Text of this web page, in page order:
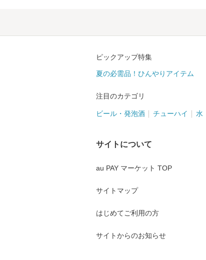
ピックアップ特集
夏の必需品！ひんやりアイテム
注目のカテゴリ
ビール・発泡酒 チューハイ 水
サイトについて
au PAY マーケット TOP
サイトマップ
はじめてご利用の方
サイトからのお知らせ